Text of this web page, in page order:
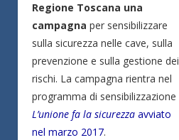
Regione Toscana una
campagna per sensibilizzare
sulla sicurezza nelle cave, sulla
prevenzione e sulla gestione dei
rischi. La campagna rientra nel
programma di sensibilizzazione
L’unione fa la sicurezza avviato
nel marzo 2017.